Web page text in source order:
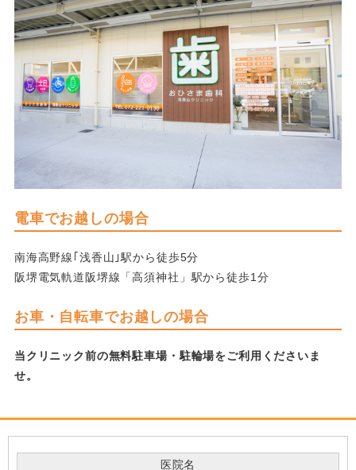
電車でお越しの場合
南海高野線｢浅香山｣駅から徒歩5分
阪堺電気軌道阪堺線「高須神社」駅から徒歩1分
お車・自転車でお越しの場合
当クリニック前の無料駐車場・駐輪場をご利用くださいま
せ。
医院名